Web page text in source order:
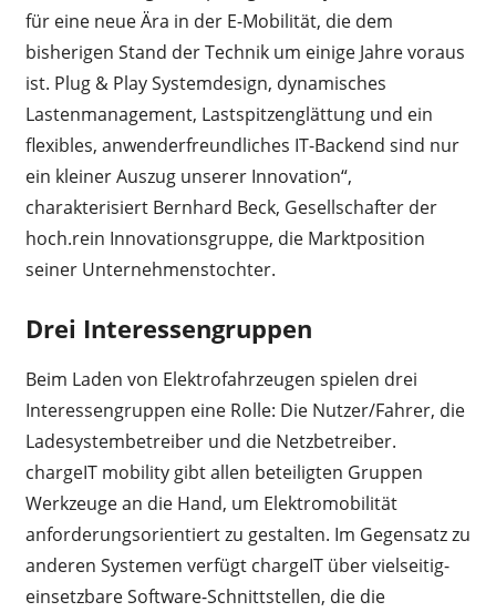
für eine neue Ära in der E-Mobilität, die dem
bisherigen Stand der Technik um einige Jahre voraus
ist. Plug & Play Systemdesign, dynamisches
Lastenmanagement, Lastspitzenglättung und ein
flexibles, anwenderfreundliches IT-Backend sind nur
ein kleiner Auszug unserer Innovation“,
charakterisiert Bernhard Beck, Gesellschafter der
hoch.rein Innovationsgruppe, die Marktposition
seiner Unternehmenstochter.
Drei Interessengruppen
Beim Laden von Elektrofahrzeugen spielen drei
Interessengruppen eine Rolle: Die Nutzer/Fahrer, die
Ladesystembetreiber und die Netzbetreiber.
chargeIT mobility gibt allen beteiligten Gruppen
Werkzeuge an die Hand, um Elektromobilität
anforderungsorientiert zu gestalten. Im Gegensatz zu
anderen Systemen verfügt chargeIT über vielseitig-
einsetzbare Software-Schnittstellen, die die